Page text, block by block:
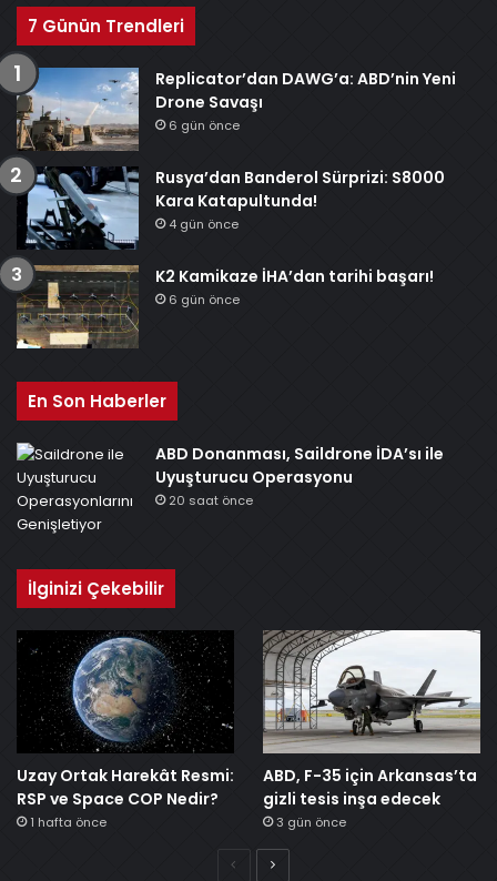
7 Günün Trendleri
Replicator’dan DAWG’a: ABD’nin Yeni
Drone Savaşı
6 gün önce
Rusya’dan Banderol Sürprizi: S8000
Kara Katapultunda!
4 gün önce
K2 Kamikaze İHA’dan tarihi başarı!
6 gün önce
En Son Haberler
ABD Donanması, Saildrone İDA’sı ile
Uyuşturucu Operasyonu
20 saat önce
İlginizi Çekebilir
Uzay Ortak Harekât Resmi:
RSP ve Space COP Nedir?
1 hafta önce
ABD, F-35 için Arkansas’ta
gizli tesis inşa edecek
3 gün önce
ÖncekiSonraki